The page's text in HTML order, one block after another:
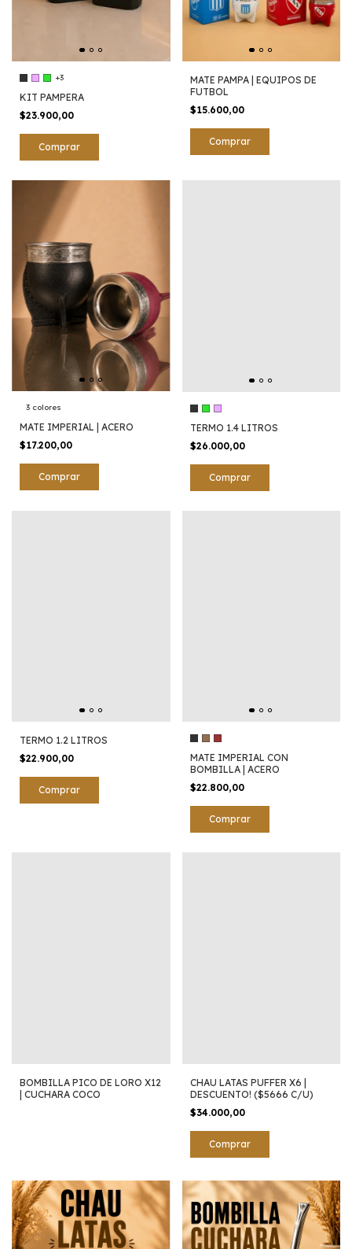
+3
KIT PAMPERA
$23.900,00
Comprar
MATE PAMPA | EQUIPOS DE
FUTBOL
$15.600,00
Comprar
3 colores
MATE IMPERIAL | ACERO
$17.200,00
Comprar
TERMO 1.4 LITROS
$26.000,00
Comprar
TERMO 1.2 LITROS
$22.900,00
MATE IMPERIAL CON
BOMBILLA | ACERO
$22.800,00
Comprar
BOMBILLA PICO DE LORO X12
| CUCHARA COCO
CHAU LATAS PUFFER X6 |
DESCUENTO! ($5666 C/U)
$34.000,00